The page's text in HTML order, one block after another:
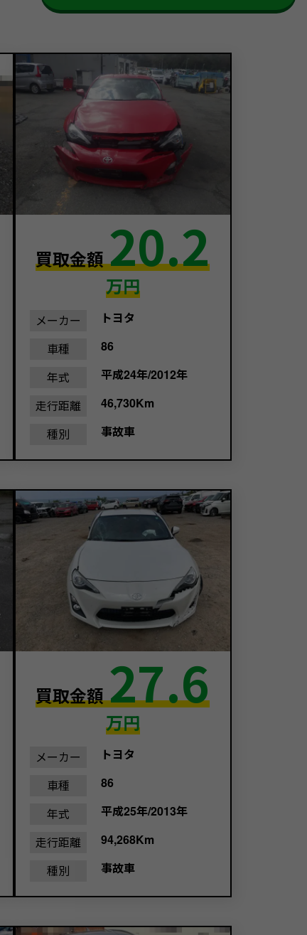
買取金額20.2
万円
メーカー
トヨタ
車種
86
年式
平成24年/2012年
走行距離
46,730Km
種別
事故車
買取金額27.6
万円
メーカー
トヨタ
車種
86
年式
平成25年/2013年
走行距離
94,268Km
種別
事故車